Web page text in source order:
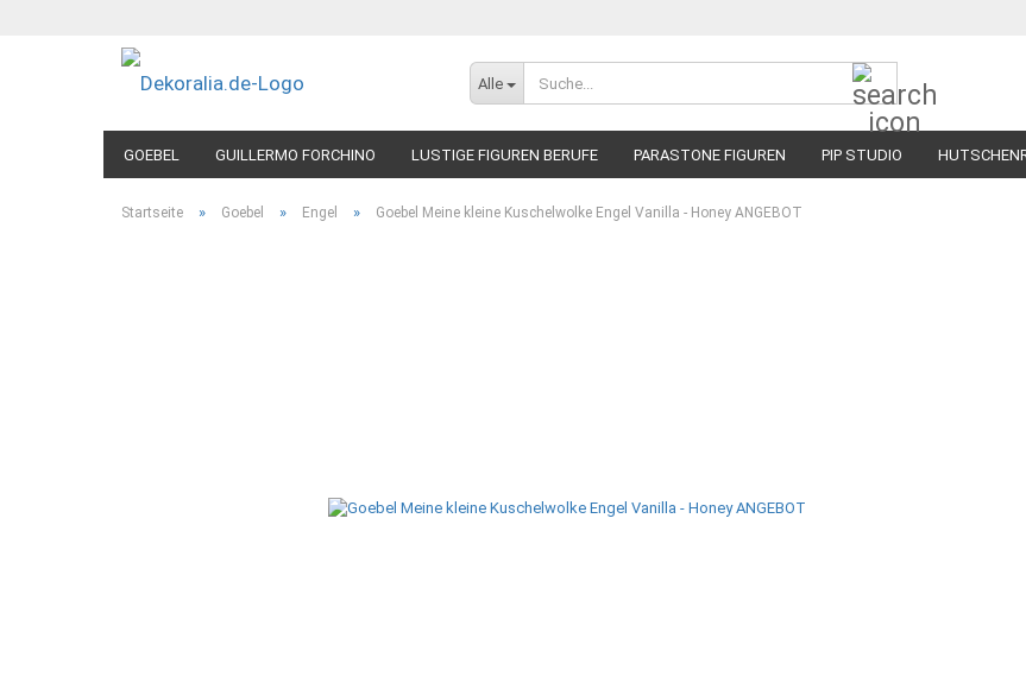
Alle
GOEBEL GUILLERMO FORCHINO LUSTIGE FIGUREN BERUFE PARASTONE FIGUREN PIP STUDIO
Startseite » Goebel » Engel » Goebel Meine kleine Kuschelwolke Engel Vanilla - Honey ANGEBOT